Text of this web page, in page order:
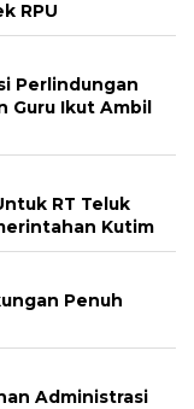
RPU
Perlindungan
Guru Ikut Ambil
RT Teluk
Kutim
Penuh
Administrasi